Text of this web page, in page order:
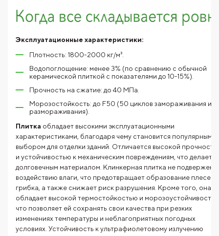
Эксплуатационные характеристики:
Плотность: 1800-2000 кг/м³.
Водопоглощение: менее 3% (по сравнению с обычной
керамической плиткой с показателями до 10-15%).
Прочность на сжатие: до 40 МПа.
Морозостойкость: до F50 (50 циклов замораживания и
размораживания).
Плитка обладает высокими эксплуатационными
характеристиками, благодаря чему становится популярным
выбором для отделки зданий. Отличается высокой
и устойчивостью к механическим повреждениям, что делает
долговечным материалом. Клинкерная плитка не подвержена
воздействию влаги, что предотвращает образование
грибка, а также снижает риск разрушения. Кроме того, она
обладает высокой термостойкостью и
что позволяет ей сохранять свои качества при резких
изменениях температуры и неблагоприятных погодных
условиях. Устойчивость к ультрафиолетовому излучению